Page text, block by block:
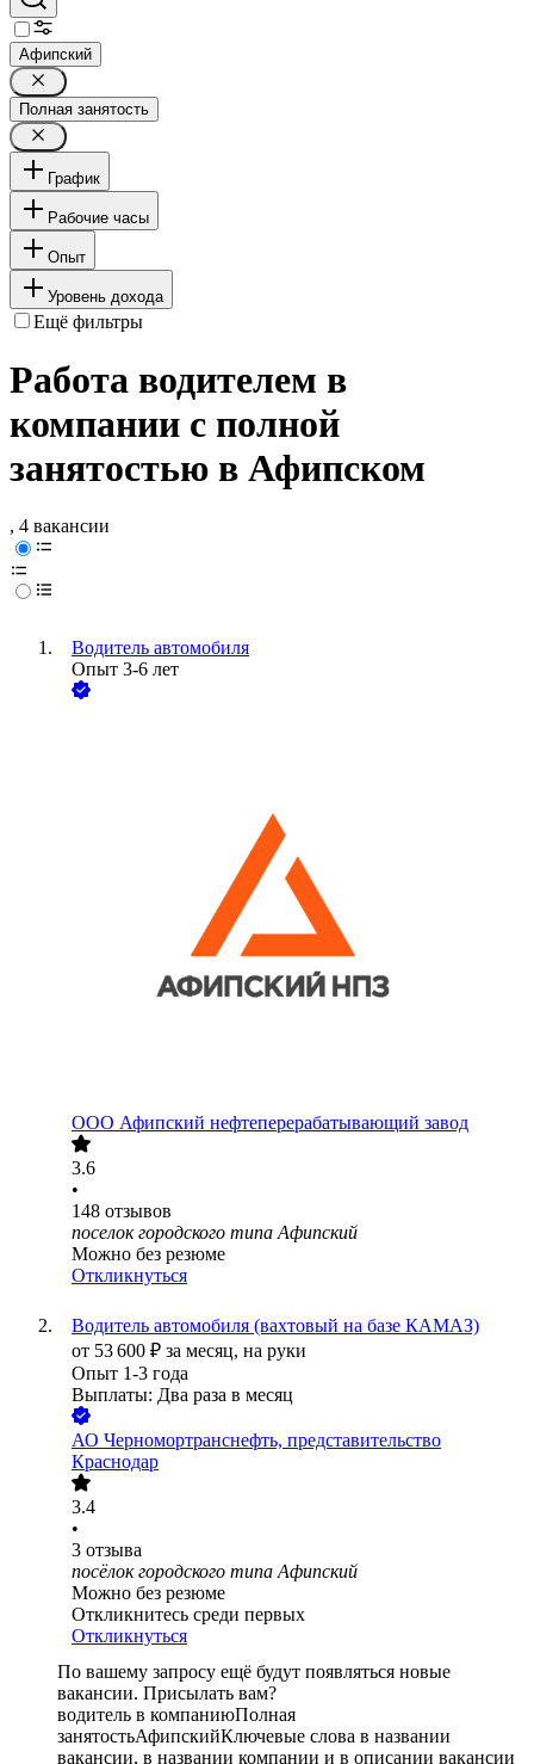
Афипский
Полная занятость
График
Рабочие часы
Опыт
Уровень дохода
Ещё фильтры
Работа водителем в
компании с полной
занятостью в Афипском
, 4 вакансии
Водитель автомобиля
Опыт 3-6 лет
ООО Афипский нефтеперерабатывающий завод
3.6
•
148 отзывов
поселок городского типа Афипский
Можно без резюме
Откликнуться
Водитель автомобиля (вахтовый на базе КАМАЗ)
от 53 600 ₽ за месяц, на руки
Опыт 1-3 года
Выплаты: Два раза в месяц
АО Черномортранснефть, представительство
Краснодар
3.4
•
3 отзыва
посёлок городского типа Афипский
Можно без резюме
Откликнитесь среди первых
Откликнуться
По вашему запросу ещё будут появляться новые
вакансии. Присылать вам?
водитель в компаниюПолная
занятостьАфипскийКлючевые слова в названии
вакансии, в названии компании и в описании вакансии